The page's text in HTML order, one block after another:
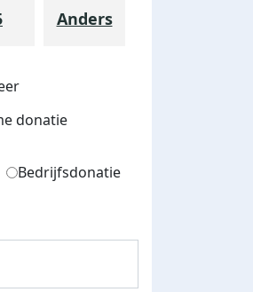
Anders
donatie
Bedrijfsdonatie